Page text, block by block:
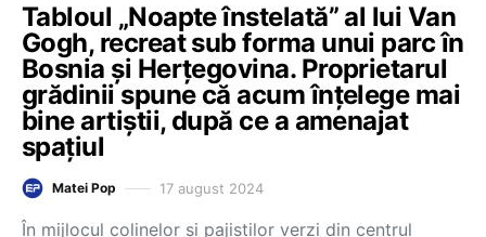
Tabloul „Noapte înstelată” al lui Van
Gogh, recreat sub forma unui parc în
Bosnia și Herțegovina. Proprietarul
grădinii spune că acum înțelege mai
bine artiștii, după ce a amenajat
spațiul
Matei Pop 17 august 2024
În mijlocul colinelor şi pajiştilor verzi din centrul